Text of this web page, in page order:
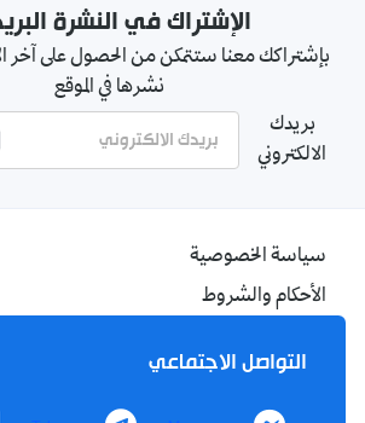
الإشتراك في النشرة
بإشتراكك معنا ستتمكن من الحصول على آخر
نشرها في الموقع
بريدك
الالكتروني
سياسة الخصوصية
الأحكام والشروط
اتصل بنا
من نحن
التواصل الاجتماعي